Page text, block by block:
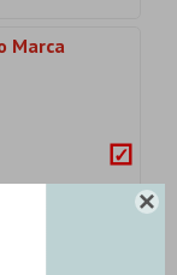

Marca